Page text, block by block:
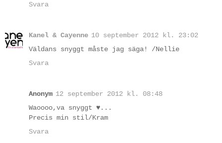
Svara
Kanel & Cayenne 10 september 2012 kl. 23:02
Väldans snyggt måste jag säga! /Nellie
Svara
Anonym 12 september 2012 kl. 08:48
Waoooo,va snyggt ♥...
Precis min stil/Kram
Svara